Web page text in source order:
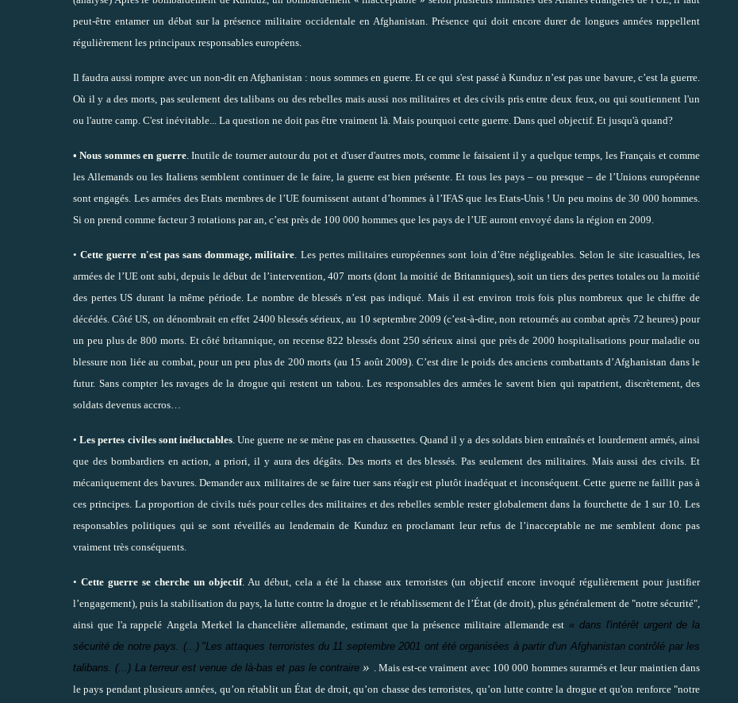
peut-être entamer un débat sur la présence militaire occidentale en Afghanistan. Présence qui doit encore durer de longues années rappellent
régulièrement les principaux responsables européens.
Il faudra aussi rompre avec un non-dit en Afghanistan : nous sommes en guerre. Et ce qui s'est passé à Kunduz n’est pas une bavure, c’est la guerre.
Où il y a des morts, pas seulement des talibans ou des rebelles mais aussi nos militaires et des civils pris entre deux feux, ou qui soutiennent l'un
ou l'autre camp. C'est inévitable... La question ne doit pas être vraiment là. Mais pourquoi cette guerre. Dans quel objectif. Et jusqu'à quand?
• Nous sommes en guerre. Inutile de tourner autour du pot et d'user d'autres mots, comme le faisaient il y a quelque temps, les Français et comme
les Allemands ou les Italiens semblent continuer de le faire, la guerre est bien présente. Et tous les pays – ou presque – de l’Unions européenne
sont engagés. Les armées des Etats membres de l’UE fournissent autant d’hommes à l’IFAS que les Etats-Unis ! Un peu moins de 30 000 hommes.
Si on prend comme facteur 3 rotations par an, c’est près de 100 000 hommes que les pays de l’UE auront envoyé dans la région en 2009.
•Cette guerre n'est pas sans dommage, militaire . Les pertes militaires européennes sont loin d’être négligeables. Selon le site icasualties, les
armées de l’UE ont subi, depuis le début de l’intervention, 407 morts (dont la moitié de Britanniques), soit un tiers des pertes totales ou la moitié
des pertes US durant la même période. Le nombre de blessés n’est pas indiqué. Mais il est environ trois fois plus nombreux que le chiffre de
décédés. Côté US, on dénombrait en effet 2400 blessés sérieux, au 10 septembre 2009 (c’est-à-dire, non retournés au combat après 72 heures) pour
un peu plus de 800 morts. Et côté britannique, on recense 822 blessés dont 250 sérieux ainsi que près de 2000 hospitalisations pour maladie ou
blessure non liée au combat, pour un peu plus de 200 morts (au 15 août 2009). C’est dire le poids des anciens combattants d’Afghanistan dans le
futur. Sans compter les ravages de la drogue qui restent un tabou. Les responsables des armées le savent bien qui rapatrient, discrètement, des
soldats devenus accros…
•Les pertes civiles sont inéluctables . Une guerre ne se mène pas en chaussettes. Quand il y a des soldats bien entraînés et lourdement armés, ainsi
que des bombardiers en action, a priori, il y aura des dégâts. Des morts et des blessés. Pas seulement des militaires. Mais aussi des civils. Et
mécaniquement des bavures. Demander aux militaires de se faire tuer sans réagir est plutôt inadéquat et inconséquent. Cette guerre ne faillit pas à
ces principes. La proportion de civils tués pour celles des militaires et des rebelles semble rester globalement dans la fourchette de 1 sur 10. Les
responsables politiques qui se sont réveillés au lendemain de Kunduz en proclamant leur refus de l’inacceptable ne me semblent donc pas
vraiment très conséquents.
• Cette guerre se cherche un objectif. Au début, cela a été la chasse aux terroristes (un objectif encore invoqué régulièrement pour justifier
l’engagement) , puis la stabilisation du pays, la lutte contre la drogue et le rétablissement de l’État (de droit), plus généralement de "notre sécurité",
ainsi que l'a rappelé Angela Merkel la chancelière allemande, estimant que la présence militaire allemande est « dans l'intérêt urgent de la
sécurité de notre pays. (...) "Les attaques terroristes du 11 septembre 2001 ont été organisées à partir d'un Afghanistan contrôlé par les
talibans. (...) La terreur est venue de là-bas et pas le contraire »
Mais est-ce vraiment avec 100 000 hommes surarmés et leur maintien dans
le pays pendant plusieurs années, qu’on rétablit un État de droit, qu’on chasse des terroristes, qu’on lutte contre la drogue et qu'on renforce "notre